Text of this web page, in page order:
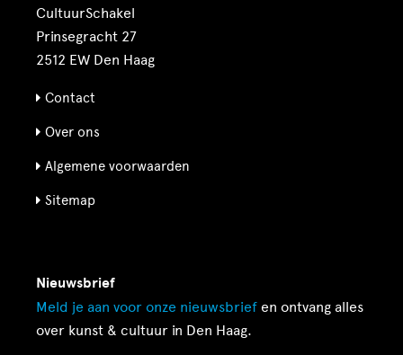
CultuurSchakel
Prinsegracht 27
2512 EW Den Haag
Contact
Over ons
Algemene voorwaarden
Sitemap
Nieuwsbrief
Meld je aan voor onze nieuwsbrief en ontvang alles
over kunst & cultuur in Den Haag.